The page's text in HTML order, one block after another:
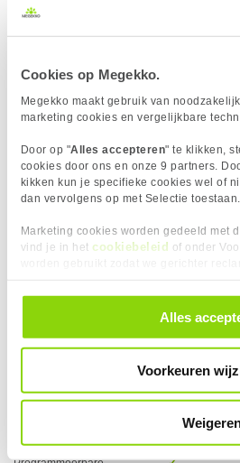
Cookies op Megekko.
Megekko maakt gebruik van
marketing cookies en vergelijkbare
Door op "Alles accepteren" te klikken,
cookies door ons en onze 9 partners.
kikken kun je specifieke cookies wel of
dan vervolgens op met Selectie toestaan.
Marketing cookies worden gedeeld met
vind je in het cookiebeleid of onder
alle cookies. Je kunt je gegeven
door in de footer van onze website te
Alles
Voorkeuren
Verkrijgbaar sinds
Garantie
24 maanden
KIES JE VARIANT
Duurzaamheid van knoppen
Eigenschap Waarde
Breedte
Diepte
127.1 mm
Gewicht
49 gram
Hoogte
39.9 mm
INHOUD VAN DE VERPAKKING
Eigenschap Waarde
Meegeleverde kabels
USB-A ->
INVOERAPPARAAT
Eigenschap Waarde
Gebruik
Gaming
Draadloze techniek
RF 2.4Ghz
6
Aantal programmeerbare
6
Aantal scroll wheels
1
Optisch
Resolutie (max)
VAAK SAMEN GEKOCHT MET
Asus ROG Strix XG27AQDMES 27"
QHD 240Hz QD-OLED Gaming
Monitor
449,-
Over dag en nacht gesproken